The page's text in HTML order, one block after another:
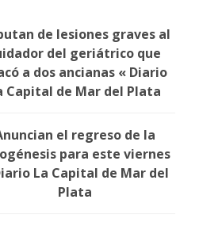
de lesiones graves al
del geriátrico que
a dos ancianas « Diario
Capital de Mar del Plata
el regreso de la
para este viernes
La Capital de Mar del
Plata